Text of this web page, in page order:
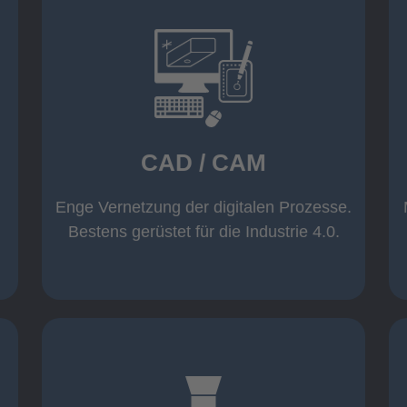
CAD / CAM
Enge Vernetzung der digitalen Prozesse.
Bestens gerüstet für die Industrie 4.0.
CAD / CAM
Einsatz moderner CAD/CAM
Inventor und AutoCAD
Datenübernahme aus der
Warenwirtschaft
mehr erfahren